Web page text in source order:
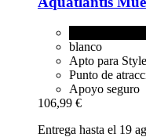
blanco
Apto para
Punto de
Apoyo seguro
106,99 €
Entrega hasta el 19